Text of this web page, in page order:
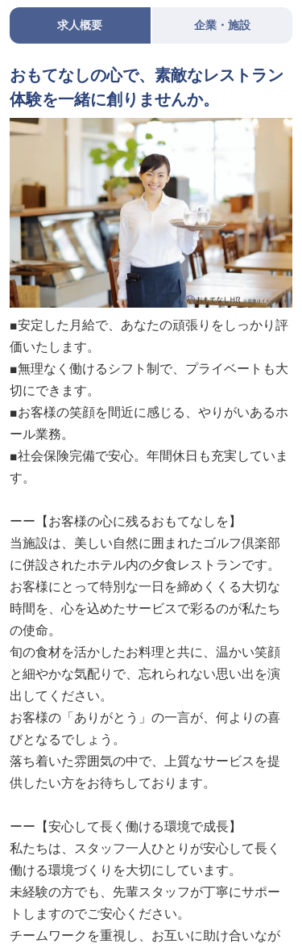
求人概要 企業・施設
おもてなしの心で、素敵なレストラン
体験を一緒に創りませんか。
■安定した月給で、あなたの頑張りをしっかり評
価いたします。
■無理なく働けるシフト制で、プライベートも大
切にできます。
■お客様の笑顔を間近に感じる、やりがいあるホ
ール業務。
■社会保険完備で安心。年間休日も充実していま
す。
ーー【お客様の心に残るおもてなしを】
当施設は、美しい自然に囲まれたゴルフ倶楽部
に併設されたホテル内の夕食レストランです。
お客様にとって特別な一日を締めくくる大切な
時間を、心を込めたサービスで彩るのが私たち
の使命。
旬の食材を活かしたお料理と共に、温かい笑顔
と細やかな気配りで、忘れられない思い出を演
出してください。
お客様の「ありがとう」の一言が、何よりの喜
びとなるでしょう。
落ち着いた雰囲気の中で、上質なサービスを提
供したい方をお待ちしております。
ーー【安心して長く働ける環境で成長】
私たちは、スタッフ一人ひとりが安心して長く
働ける環境づくりを大切にしています。
未経験の方でも、先輩スタッフが丁寧にサポー
トしますのでご安心ください。
チームワークを重視し、お互いに助け合いなが